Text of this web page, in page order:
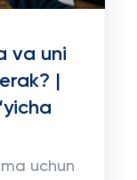
va uni
|
uchun